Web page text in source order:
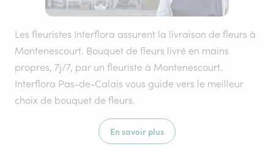
Les fleuristes Interflora assurent la livraison de fleurs à
Montenescourt. Bouquet de fleurs livré en mains
propres, 7j/7, par un fleuriste à Montenescourt.
Interflora Pas-de-Calais vous guide vers le meilleur
choix de bouquet de fleurs.
En savoir plus